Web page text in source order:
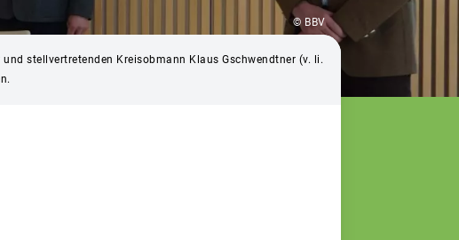
© BBV
stellvertretenden Kreisobmann Klaus Gschwendtner (v. li.